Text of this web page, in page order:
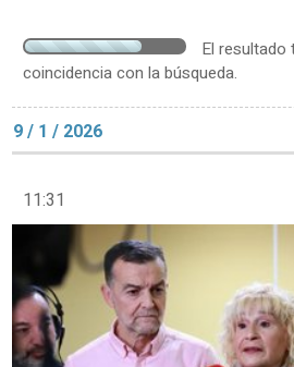
El resultado
coincidencia con la búsqueda.
9 / 1 / 2026
11:31